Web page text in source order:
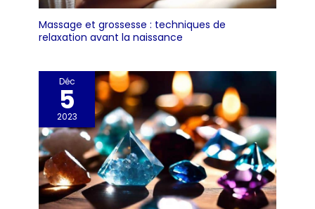
Massage et grossesse : techniques de
relaxation avant la naissance
Déc
5
2023